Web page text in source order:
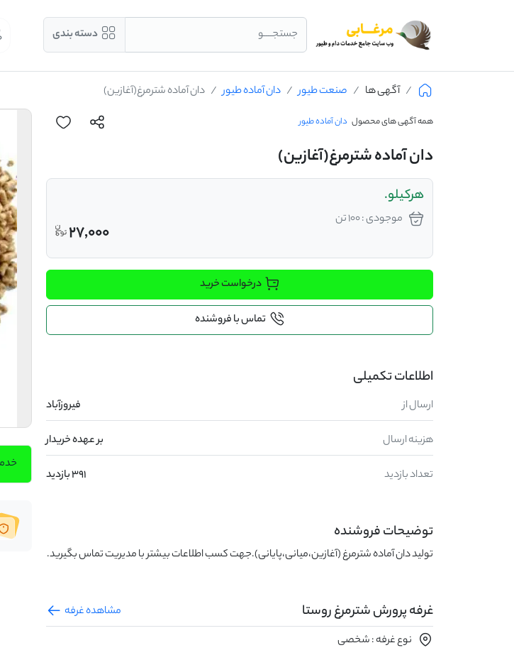
جستجــــو دسته بندی
آگهی ها صنعت طیور دان آماده طیور دان آماده شترمرغ(آغازین)
همه آگهی های محصول دان آماده طیور
دان آماده شترمرغ(آغازین)
هرکیلو.
موجودی : 100 تن
27,000
درخواست خرید
تماس با فروشنده
اطلاعات تکمیلی
ارسال از فیروزآباد
هزینه ارسال بر عهده خریدار
تعداد بازدید 391 بازدید
توضیحات فروشنده
تولید دان آماده شترمرغ (آغازین،میانی،پایانی).جهت کسب اطلاعات بیشتر با مدیریت تماس بگیرید.
غرفه پرورش شترمرغ روستا
مشاهده غرفه
نوع غرفه : شخصی